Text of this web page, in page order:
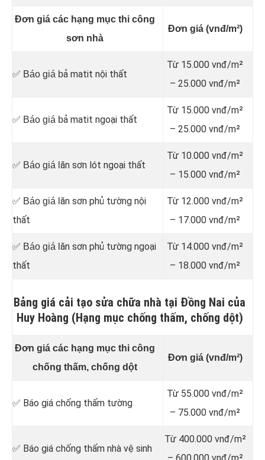
Đơn giá các hạng mục thi công
sơn nhà
Đơn giá (vnđ/m²)
✅ Báo giá bả matit nội thất
Từ 15.000 vnđ/m²
– 25.000 vnđ/m²
✅ Báo giá bả matit ngoại thất
Từ 15.000 vnđ/m²
– 25.000 vnđ/m²
✅ Báo giá l ăn sơn lót ngoại thất
Từ 10.000 vnđ/m²
– 15.000 vnđ/m²
✅ Báo giá l ăn sơn phủ tường nội
thất
Từ 12.000 vnđ/m²
– 17.000 vnđ/m²
✅ Báo giá l ăn sơn phủ tường ngoại
thất
Từ 14.000 vnđ/m²
– 18.000 vnđ/m²
Bảng giá cải tạo sửa chữa nhà tại Đồng Nai của
Huy Hoàng (Hạng mục chống thấm, chống dột)
Đơn giá các hạng mục thi công
chống thấm, chống dột
Đơn giá (vnđ/m²)
✅ Báo giá chống thấm tường
Từ 55.000 vnđ/m²
– 75.000 vnđ/m²
✅ Báo giá chống thấm nhà vệ sinh
Từ 400.000 vnđ/m²
– 600.000 vnđ/m²